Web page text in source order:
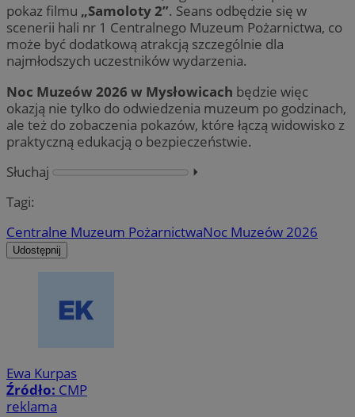
pokaz filmu „Samoloty 2”. Seans odbędzie się w
scenerii hali nr 1 Centralnego Muzeum Pożarnictwa, co
może być dodatkową atrakcją szczególnie dla
najmłodszych uczestników wydarzenia.
Noc Muzeów 2026 w Mysłowicach będzie więc
okazją nie tylko do odwiedzenia muzeum po godzinach,
ale też do zobaczenia pokazów, które łączą widowisko z
praktyczną edukacją o bezpieczeństwie.
Słuchaj
⏵︎
Tagi:
Centralne Muzeum PożarnictwaNoc Muzeów 2026
Udostępnij
Ewa Kurpas
Źródło: CMP
reklama